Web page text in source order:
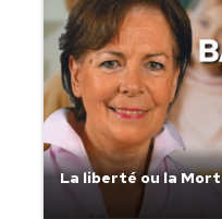
La liberté ou la Mort